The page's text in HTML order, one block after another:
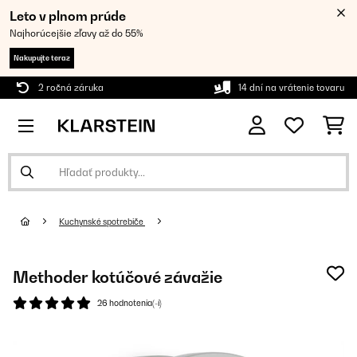
Leto v plnom prúde
Najhorúcejšie zľavy až do 55%
Nakupujte teraz
2 ročná záruka 14 dní na vrátenie tovaru
Kuchynské spotrebiče
Methoder kotúčové závažie
26 hodnotenia(-í)